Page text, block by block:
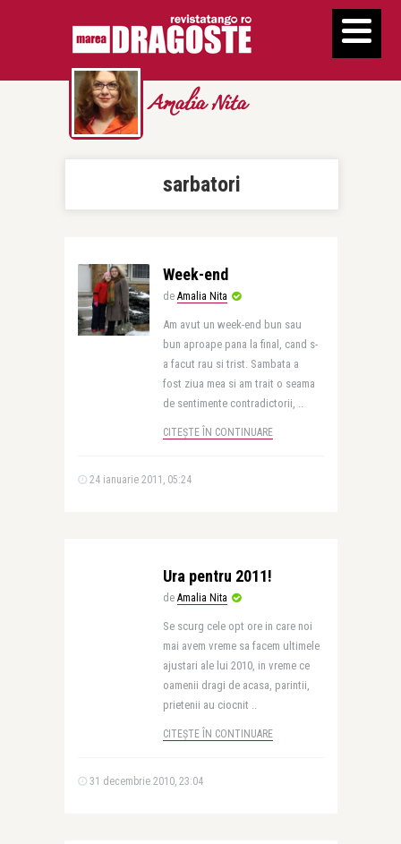
Amalia Nita
sarbatori
Week-end
de Amalia Nita
Am avut un week-end bun sau
bun aproape pana la final, cand s-
a facut rau si trist. Sambata a
fost ziua mea si am trait o seama
de sentimente contradictorii, ..
CITEȘTE ÎN CONTINUARE
24 ianuarie 2011, 05:24
Ura pentru 2011!
de Amalia Nita
Se scurg cele opt ore in care noi
mai avem vreme sa facem ultimele
ajustari ale lui 2010, in vreme ce
oamenii dragi de acasa, parintii,
prietenii au ciocnit ..
CITEȘTE ÎN CONTINUARE
31 decembrie 2010, 23:04